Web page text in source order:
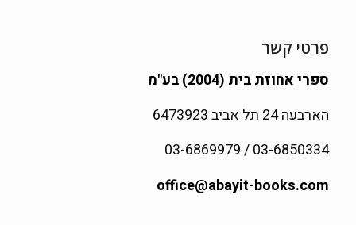
פרטי קשר
ספרי אחוזת בית (2004) בע"מ
הארבעה 24 תל אביב 6473923
03-6850334 / 03-6869979
office@abayit-books.com